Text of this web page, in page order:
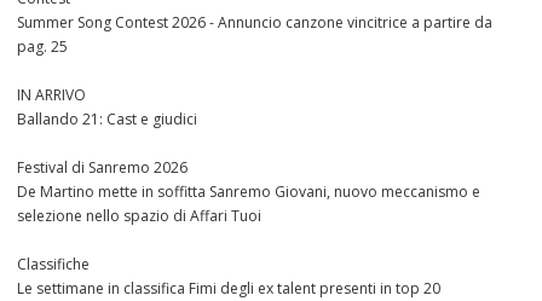
Summer Song Contest 2026 - Annuncio canzone vincitrice a partire da
pag. 25
IN ARRIVO
Ballando 21: Cast e giudici
Festival di Sanremo 2026
De Martino mette in soffitta Sanremo Giovani, nuovo meccanismo e
selezione nello spazio di Affari Tuoi
Classifiche
Le settimane in classifica Fimi degli ex talent presenti in top 20